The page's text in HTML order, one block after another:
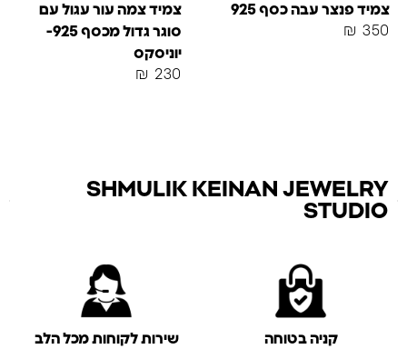
צמיד פנצר עבה כסף 925
₪ 350
צמיד צמה עור עגול עם
סוגר גדול מכסף 925-
יוניסקס
₪ 230
SHMULIK KEINAN JEWELRY
STUDIO
קניה בטוחה
שירות לקוחות מכל הלב